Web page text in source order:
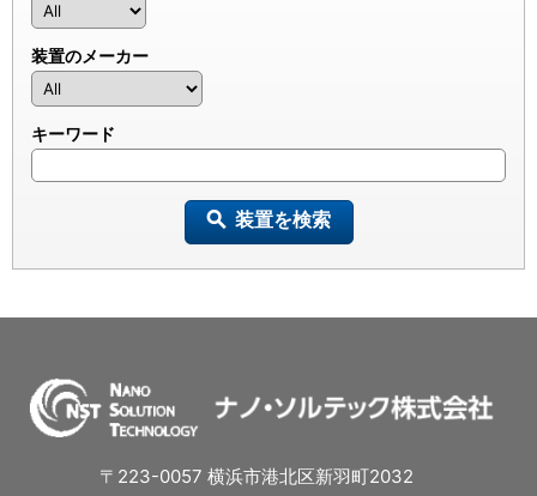
装置のメーカー
キーワード
装置を検索
〒223-0057 横浜市港北区新羽町2032